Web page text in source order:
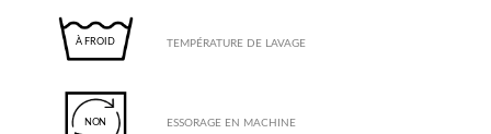
TEMPÉRATURE DE LAVAGE
À FROID
ESSORAGE EN MACHINE
NON